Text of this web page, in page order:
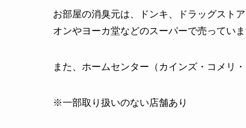
お部屋の消臭元は、ドンキ、ドラッグスト
オンやヨーカ堂などのスーパーで売っていま
また、ホームセンター（カインズ・コメリ
※一部取り扱いのない店舗あり